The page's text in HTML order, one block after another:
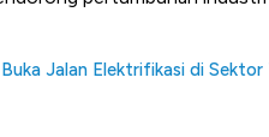
Buka Jalan Elektrifikasi di